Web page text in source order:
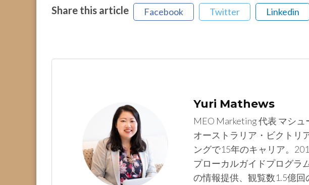
Share this article Facebook Twitter Linkedin
Yuri Mathews
MEO Marketing 代表 マシュ
オーストラリア・ビクトリ
ングで15年のキャリア。
プローカルガイドプログラ
の情報提供、観覧数1.5億回